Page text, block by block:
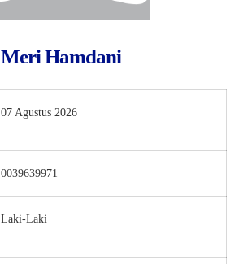
Meri Hamdani
07 Agustus 2026
0039639971
Laki-Laki